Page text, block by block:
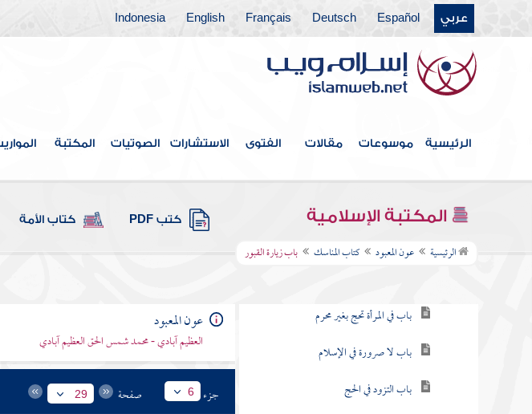
عربي Español
Deutsch
Français
English
Indonesia
الرئيسية موسوعات مقالات الفتوى الاستشارات الصوتيات المكتبة
المكتبة الإسلامية كتب PDF كتاب الأمة
الرئيسية عون المعبود كتاب المناسك باب زيارة القبور
فهرس الكتاب
كتاب الطهارة
كتاب الزكاة
كتاب اللقطة
كتاب المناسك
باب في المرأة تحج بغير محرم
باب لا صرورة في الإسلام
باب التزود في الحج
عون المعبود
العظيم آبادي - محمد شمس الحق العظيم آبادي
جزء 6 صفحة 29